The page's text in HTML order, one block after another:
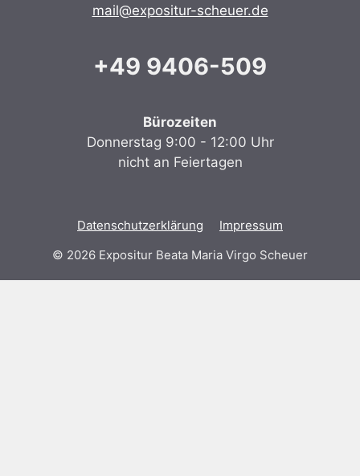
mail@expositur-scheuer.de
+49 9406-509
Bürozeiten
Donnerstag 9:00 - 12:00 Uhr
nicht an Feiertagen
Datenschutzerklärung
Impressum
© 2026 Expositur Beata Maria Virgo Scheuer